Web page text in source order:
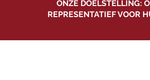
ONZE DOELSTELLING:
REPRESENTATIEF VOOR